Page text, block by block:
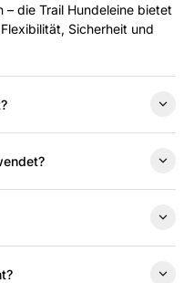
die Trail Hundeleine bietet
Sicherheit und